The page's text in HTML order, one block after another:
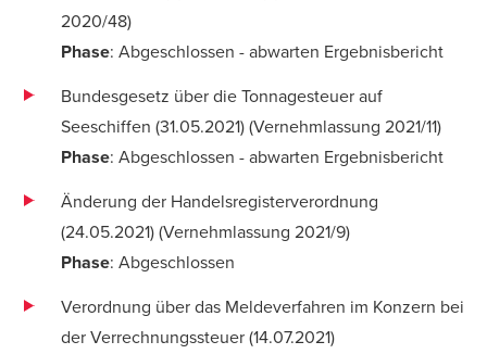
2020/48)
Phase: Abgeschlossen - abwarten Ergebnisbericht
Bundesgesetz über die Tonnagesteuer auf
Seeschiffen (31.05.2021) (Vernehmlassung 2021/11)
Phase: Abgeschlossen - abwarten Ergebnisbericht
Änderung der Handelsregisterverordnung
(24.05.2021) (Vernehmlassung 2021/9)
Phase: Abgeschlossen
Verordnung über das Meldeverfahren im Konzern bei
der Verrechnungssteuer (14.07.2021)